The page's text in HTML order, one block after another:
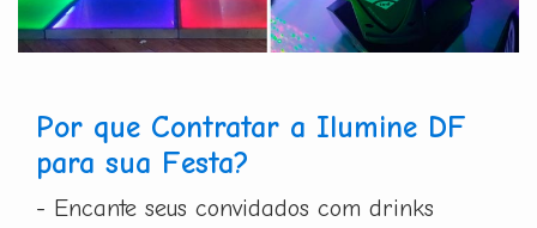
Por que Contratar a Ilumine DF
para sua Festa?
- Encante seus convidados com drinks